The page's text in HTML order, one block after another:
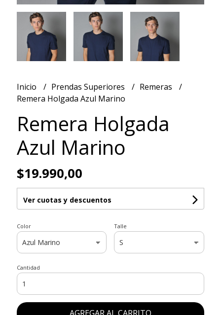
Inicio Prendas Superiores
Remeras
Remera Holgada Azul Marino
Remera Holgada
Azul Marino
$19.990,00
Ver cuotas y descuentos
Color Talle
Cantidad